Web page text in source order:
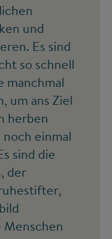
und
Es sind
so schnell
manchmal
um ans Ziel
herben
einmal
sind die
der